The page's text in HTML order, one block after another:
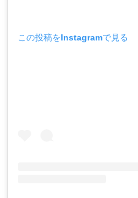
この投稿をInstagramで見る